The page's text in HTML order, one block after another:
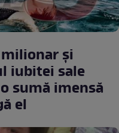
și
iubitei sale
sumă imensă
el